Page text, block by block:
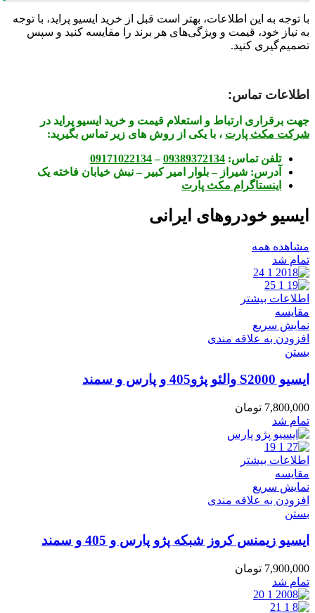
با توجه به این اطلاعات، بهتر است قبل از خرید ایسیو پراید، با توجه
به نیاز خود، قیمت و ویژگی‌های هر برند را مقایسه کنید و سپس
تصمیم‌گیری کنید.
اطلاعات تماس:
جهت برقراری ارتباط و استعلام قیمت و خرید ایسیو پراید در
شرکت مکث پارت ، با یکی از روش های زیر تماس بگیرید:
تلفن تماس: 09389372134
–
09171022134
آدرس: شیراز – بلوار امیر کبیر – نبش خیابان فاخته یک
اینستاگرام مکث پارت
ایسیو خودروهای ایرانی
مشاهده همه
تمام شد
اطلاعات بیشتر
مقایسه
نمایش سریع
افزودن به علاقه مندی
بستن
ایسیو S2000 والئو پژو405 و پارس و سمند
7,800,000 تومان
تمام شد
اطلاعات بیشتر
مقایسه
نمایش سریع
افزودن به علاقه مندی
بستن
ایسیو زیمنس کروز شبکه پژو پارس و 405 و سمند
7,900,000 تومان
تمام شد